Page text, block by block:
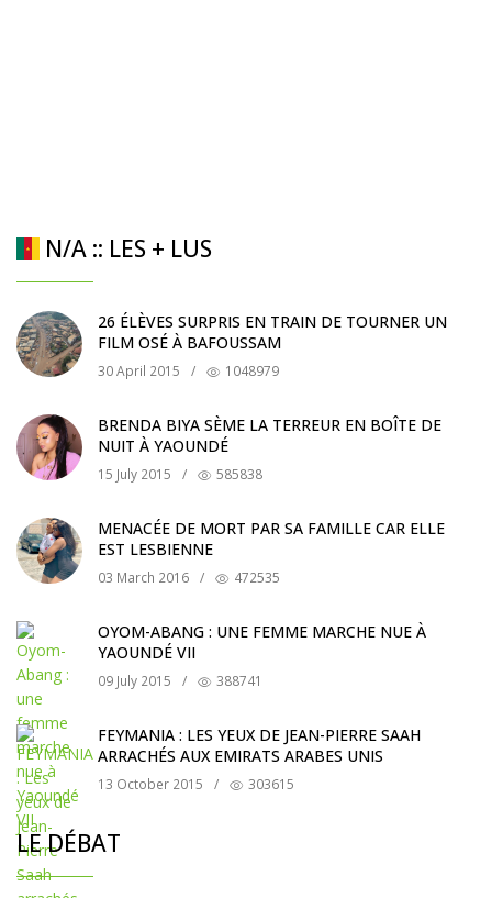
N/A :: LES + LUS
26 ÉLÈVES SURPRIS EN TRAIN DE TOURNER UN
FILM OSÉ À BAFOUSSAM
30 April 2015 / 1048979
BRENDA BIYA SÈME LA TERREUR EN BOÎTE DE
NUIT À YAOUNDÉ
15 July 2015 / 585838
MENACÉE DE MORT PAR SA FAMILLE CAR ELLE
EST LESBIENNE
03 March 2016 / 472535
OYOM-ABANG : UNE FEMME MARCHE NUE À
YAOUNDÉ VII
09 July 2015 / 388741
FEYMANIA : LES YEUX DE JEAN-PIERRE SAAH
ARRACHÉS AUX EMIRATS ARABES UNIS
13 October 2015 / 303615
LE DÉBAT